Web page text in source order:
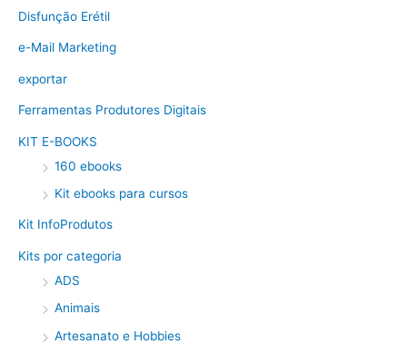
Disfunção Erétil
e-Mail Marketing
exportar
Ferramentas Produtores Digitais
KIT E-BOOKS
160 ebooks
Kit ebooks para cursos
Kit InfoProdutos
Kits por categoria
ADS
Animais
Artesanato e Hobbies